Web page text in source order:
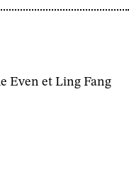
Even et Ling Fang